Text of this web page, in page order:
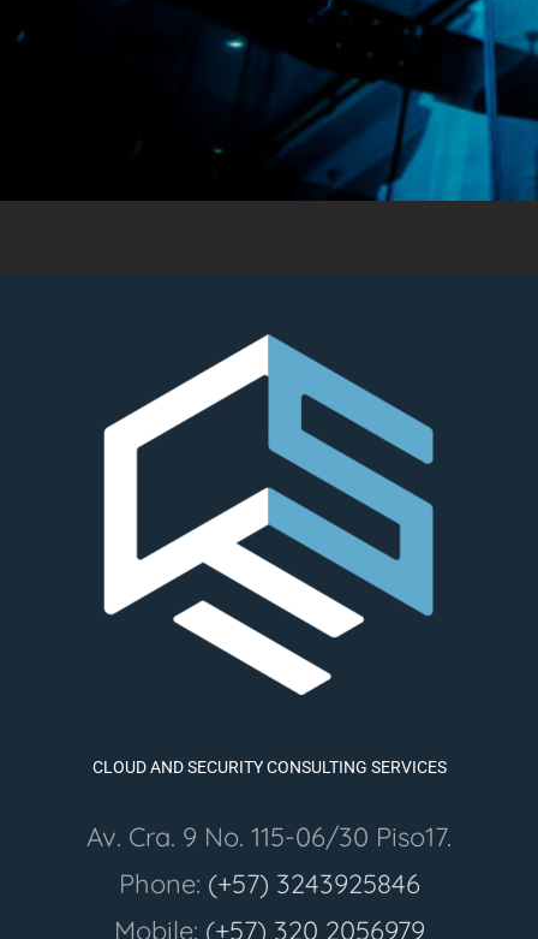
CLOUD AND SECURITY CONSULTING SERVICES
Av. Cra. 9 No. 115-06/30 Piso17.
Phone: (+57) 3243925846
Mobile: (+57) 320 2056979